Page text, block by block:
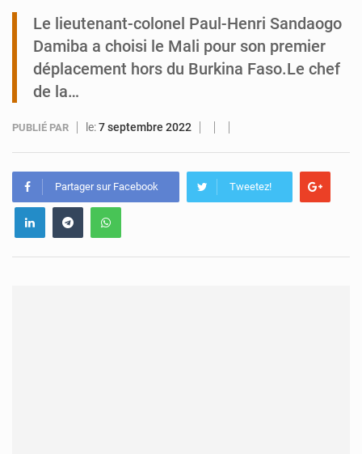
Tibiri : le dialogue, nouveau terrain de jeu pour la paix
Le lieutenant-colonel Paul-Henri Sandaogo
Damiba a choisi le Mali pour son premier
déplacement hors du Burkina Faso.Le chef
de la…
PUBLIÉ PAR le:7 septembre 2022
Partager sur Facebook Tweetez!